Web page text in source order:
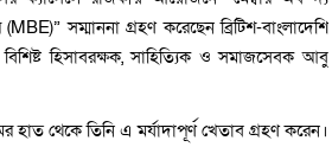
সম্মাননা গ্রহণ করেছেন ব্রিটিশ-বাংলাদেশি
বিশিষ্ট হিসাবরক্ষক, সাহিত্যিক ও সমাজসেবক আবু
হাত থেকে তিনি এ মর্যাদাপূর্ণ খেতাব গ্রহণ করেন।